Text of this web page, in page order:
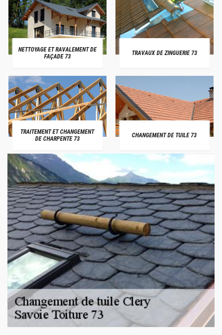
NETTOYAGE ET RAVALEMENT DE
FAÇADE 73
TRAVAUX DE ZINGUERIE 73
TRAITEMENT ET CHANGEMENT
DE CHARPENTE 73
CHANGEMENT DE TUILE 73